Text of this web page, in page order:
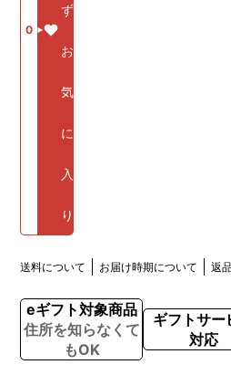
0
ず
お
気
に
入
り
送料について お届け時期について 返
eギフト対象商品
住所を知らなくて
もOK
ギフトサー
対応